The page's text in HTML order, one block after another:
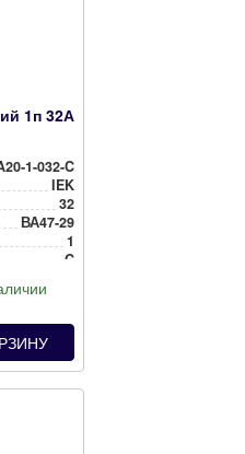
1п 32А
1-032-C
IEK
32
ВА47-29
1
C